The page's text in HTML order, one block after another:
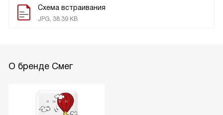
Схема встраивания
JPG, 38.39 KB
О бренде Смег